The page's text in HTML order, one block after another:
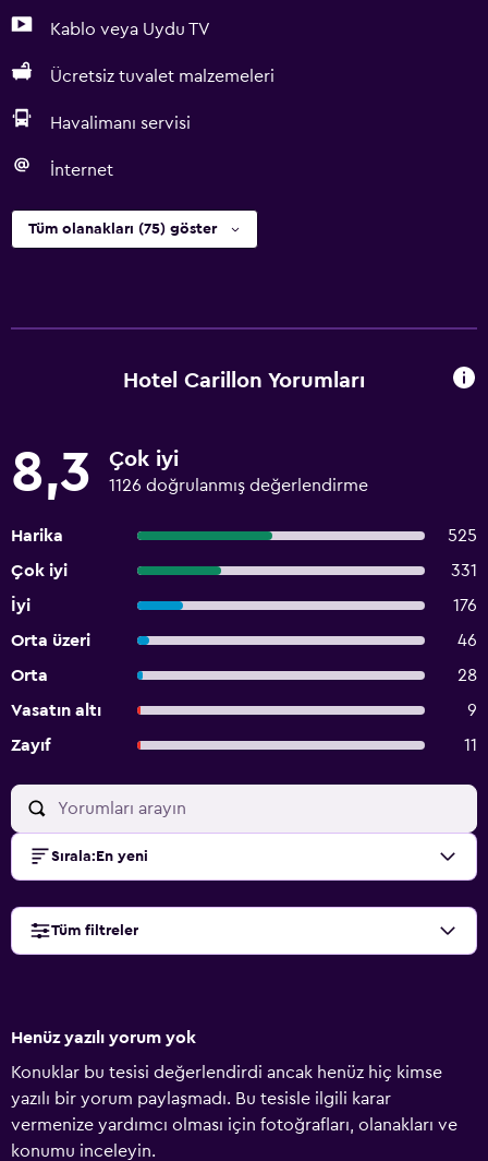
Kablo veya Uydu TV
Ücretsiz tuvalet malzemeleri
Havalimanı servisi
İnternet
Tüm olanakları (75) göster
Hotel Carillon Yorumları
8,3 Çok iyi
1126 doğrulanmış değerlendirme
Harika
525
Çok iyi
331
İyi
176
Orta üzeri
46
Orta
28
Vasatın altı
9
Zayıf
11
Sırala: En yeni
Tüm filtreler
Henüz yazılı yorum yok
Konuklar bu tesisi değerlendirdi ancak henüz hiç kimse
yazılı bir yorum paylaşmadı. Bu tesisle ilgili karar
vermenize yardımcı olması için fotoğrafları, olanakları ve
konumu inceleyin.